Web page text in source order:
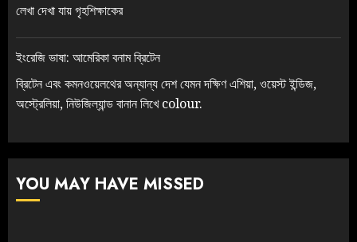
লেখা দেখা যায় গৃহশিক্ষাকের
ইংরেজি ভাষা: আমেরিকা বনাম ব্রিটেন
ব্রিটেন এবং কমনওয়েলথের অন্যান্য দেশ যেমন দক্ষিণ এশিয়া, ওয়েস্ট ইন্ডিজ,
অস্ট্রেলিয়া, নিউজিল্যান্ড বানান লিখে colour.
YOU MAY HAVE MISSED